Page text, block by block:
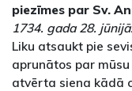
piezīmes par Sv.
1734. gada 28.
Liku atsaukt pie
aprunātos par
atvērta siena kādā